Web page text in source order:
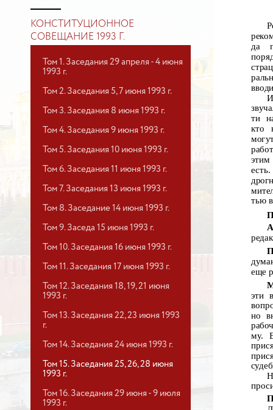
КОНСТИТУЦИОННОЕ
СОВЕЩАНИЕ 1993 Г.
Том 1. Заседания 29 апреля - 4 июня
1993 г.
Том 2. Заседания 5, 7 июня 1993 г.
Том 3. Заседания 8 июня 1993 г.
Том 4. Заседания 9 июня 1993 г.
Том 5. Заседания 10 июня 1993 г.
Том 6. Заседания 11 июня 1993 г.
Том 7. Заседания 13 июня 1993 г.
Том 8. Заседание 14 июня 1993 г.
Том 9. Заседа 15 июня 1993 г.
Том 10. Заседания 16 июня 1993 г.
Том 11. Заседания 17 июня 1993 г.
Том 12. Заседания 18, 19, 21 июня
1993 г.
Том 13. Заседания 22, 23 июня 1993
г.
Том 14. Заседания 24 июня 1993 г.
Том 15. Заседания 25, 26, 28 июня
1993 г.
Том 16. Заседания 29 июня - 9 июля
1993 г.
да
ти
кто
есть.
тью
еще
эти
но
му.